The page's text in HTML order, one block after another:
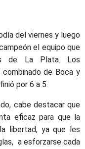
del viernes y luego
el equipo que
de La Plata. Los
combinado de Boca y
por 6 a 5.
cabe destacar que
eficaz para que la
libertad, ya que les
a esforzarse cada